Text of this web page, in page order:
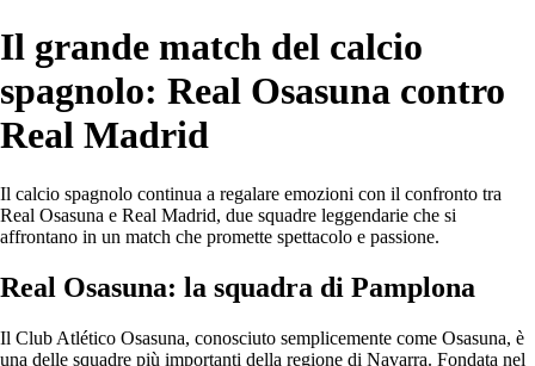
Il grande match del calcio
spagnolo: Real Osasuna contro
Real Madrid
Il calcio spagnolo continua a regalare emozioni con il confronto tra
Real Osasuna e Real Madrid, due squadre leggendarie che si
affrontano in un match che promette spettacolo e passione.
Real Osasuna: la squadra di Pamplona
Il Club Atlético Osasuna, conosciuto semplicemente come Osasuna, è
una delle squadre più importanti della regione di Navarra. Fondata nel